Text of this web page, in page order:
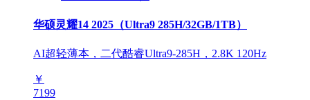
华硕灵耀14 2025（Ultra9 285H/32GB/1TB）
AI超轻薄本，二代酷睿Ultra9-285H，2.8K 120Hz
￥
7199